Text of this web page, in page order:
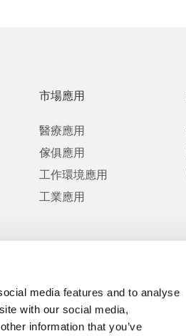
media features and to analyse
with our social media,
information that you’ve
市場應用
醫療應用
傢俱應用
工作環境應用
工業應用